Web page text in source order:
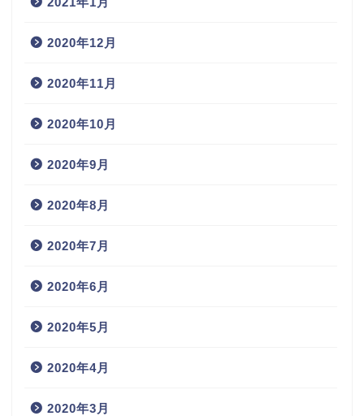
2020年12月
2020年11月
2020年10月
2020年9月
2020年8月
2020年7月
2020年6月
2020年5月
2020年4月
2020年3月